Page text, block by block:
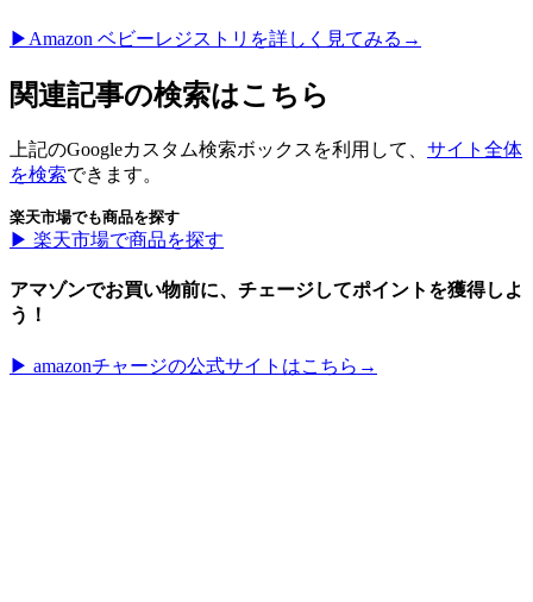
▶︎Amazon ベビーレジストリを詳しく見てみる→
関連記事の検索はこちら
上記のGoogleカスタム検索ボックスを利用して、 サイト全体
を検索できます。
楽天市場でも商品を探す
▶︎ 楽天市場で商品を探す
アマゾンでお買い物前に、チェージしてポイントを獲得しよ
う！
▶︎ amazonチャージの公式サイトはこちら→